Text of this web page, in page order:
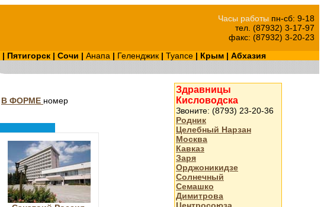
Часы работы пн-сб: 9-18
тел. (87932) 3-17-97
факс: (87932) 3-20-23
| Пятигорск| Сочи | Анапа | Геленджик | Туапсе| Крым| Абхазия
В ФОРМЕ номер
Здравницы
Кисловодска
Звоните: (8793) 23-20-36
Родник
Целебный Нарзан
Москва
Кавказ
Заря
Орджоникидзе
Солнечный
Семашко
Димитрова